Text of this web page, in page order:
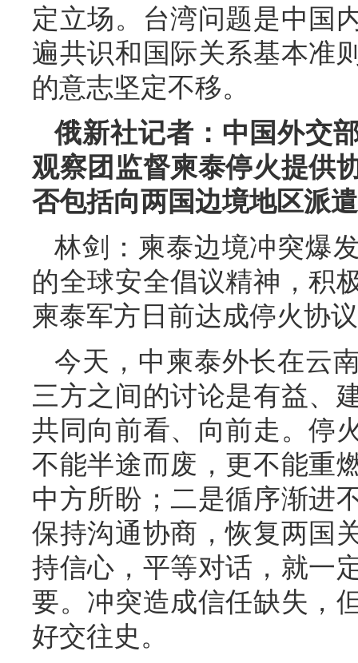
定立场。台湾问题是中国
遍共识和国际关系基本准
的意志坚定不移。
俄新社记者：中国外交
观察团监督柬泰停火提供
否包括向两国边境地区派
林剑：柬泰边境冲突爆
的全球安全倡议精神，积
柬泰军方日前达成停火协
今天，中柬泰外长在云
三方之间的讨论是有益、
共同向前看、向前走。停
不能半途而废，更不能重
中方所盼；二是循序渐进
保持沟通协商，恢复两国
持信心，平等对话，就一
要。冲突造成信任缺失，
好交往史。